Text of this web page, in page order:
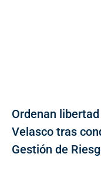
Ordenan
Velasco tras
Gestión de